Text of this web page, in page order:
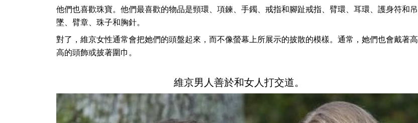
他們也喜歡珠寶。他們最喜歡的物品是頸環、項鍊、手鐲、戒指和腳趾戒指、臂環、耳環、護身符和吊
墜、臂章、珠子和胸針。
對了，維京女性通常會把她們的頭盤起來，而不像螢幕上所展示的披散的模樣。通常，她們也會戴著高
高的頭飾或披著圍巾。
維京男人善於和女人打交道。